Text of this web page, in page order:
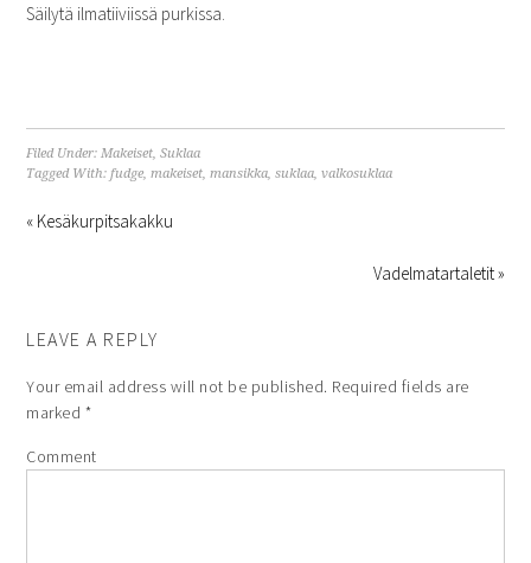
Säilytä ilmatiiviissä purkissa.
Filed Under:Makeiset,Suklaa
Tagged With:fudge,makeiset,mansikka,suklaa,valkosuklaa
« Kesäkurpitsakakku
Vadelmatartaletit »
LEAVE A REPLY
Your email address will not be published. Required fields are
marked *
Comment